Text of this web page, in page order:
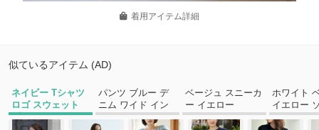
着用アイテム詳細